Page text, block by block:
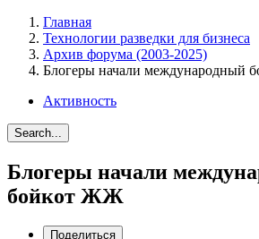
Главная
Технологии разведки для бизнеса
Архив форума (2003-2025)
Блогеры начали международный
Активность
Search...
Блогеры начали
бойкот ЖЖ
Поделиться